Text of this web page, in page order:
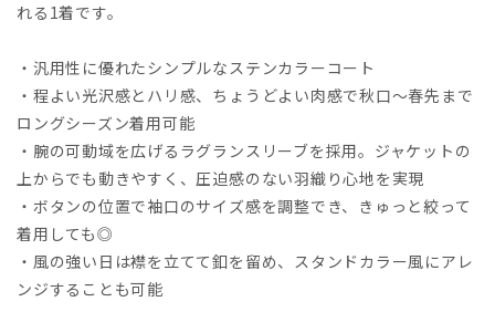
れる1着です。
・汎用性に優れたシンプルなステンカラーコート
・程よい光沢感とハリ感、ちょうどよい肉感で秋口～春先まで
ロングシーズン着用可能
・腕の可動域を広げるラグランスリーブを採用。ジャケットの
上からでも動きやすく、圧迫感のない羽織り心地を実現
・ボタンの位置で袖口のサイズ感を調整でき、きゅっと絞って
着用しても◎
・風の強い日は襟を立てて釦を留め、スタンドカラー風にアレ
ンジすることも可能